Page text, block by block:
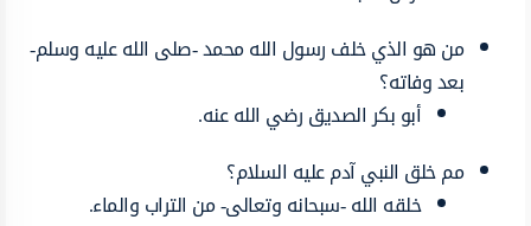
من هو الذي خلف رسول الله محمد -صلى الله عليه وسلم-
بعد وفاته؟
أبو بكر الصديق رضي الله عنه.
مم خلق النبي آدم عليه السلام؟
خلقه الله -سبحانه وتعالى- من التراب والماء.